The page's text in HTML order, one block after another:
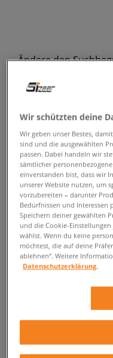
Ändere den
Die
Von den
das sind Sneaker mit
Streetwearsegment. Was
sei der ungeheure Komfort,
Design. Aber eines ist ganz
zeitgemäßer Sneakerhead
bequemes Tragefeeling
von Sizeer und wähle eine
Der Geist des
Wir schützten deine
Wir geben unser Bestes,
sind und die ausgewählten
passen. Dabei handeln wir
sämtlicher
einverstanden bist, dass wir
unserer Website nutzen, um
vorzubereiten – darunter
Bedürfnissen und Interessen
Speichern deiner gewählten
und die Cookie-
wählst. Wenn du keine
möchtest, die auf deine
ablehnen“. Weitere
Datenschutzerklärung.